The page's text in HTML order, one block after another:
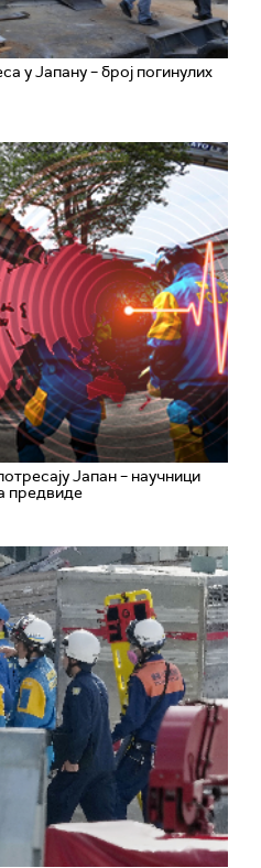
у Јапану – број погинулих
Јапан – научници
предвиде